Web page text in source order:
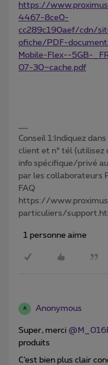
https://
4467-8ce0-
cc289c190aef/cdn/
ofiche/PDF-
Mobile-Flex--5GB-
07-30~cache.pdf
Conseil 1:Indiquez
client et n° tél (utilisez
info spécifique/privé
par les collaborateurs
FAQ
https://
particuliers/
1 personne aime
A Anonymous
Super, merci
produits
C’est bien plus clair